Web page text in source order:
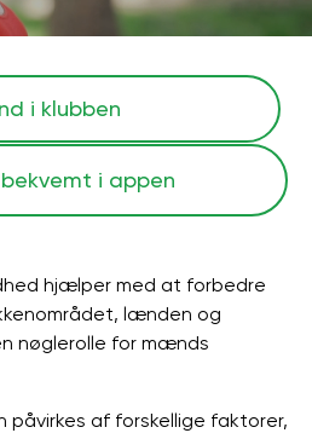
i klubben
i appen
hjælper med at forbedre
lænden og
nøglerolle for mænds
påvirkes af forskellige faktorer,